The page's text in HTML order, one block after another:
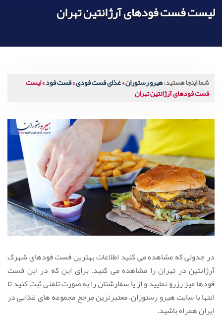
لیست فست فودهای آرژانتین تهران
شما اینجا هستید:هیرو رستوران»غذای فست فودی»فست فود»لیست
فست فودهای آرژانتین تهران
در جدولی که مشاهده می کنید اطلاعات بهترین فست فودهای شهرک
آرژانتین در تهران را مشاهده می کنید. برای این که در این فست
فودها میز رزرو نمایید و از یا سفارشتان را به صورت تلفنی ثبت کنید تا
انتها با سایت هیرو رستوران، معتبرترین مرجع مجموعه های غذایی در
ایران همراه باشید.